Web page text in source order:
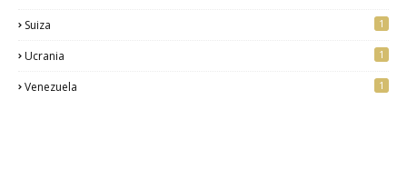
Suiza
1
Ucrania 1
Venezuela 1